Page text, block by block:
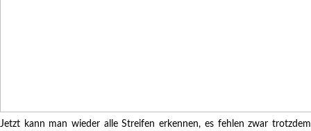
Jetzt kann man wieder alle Streifen erkennen, es fehlen zwar trotzdem